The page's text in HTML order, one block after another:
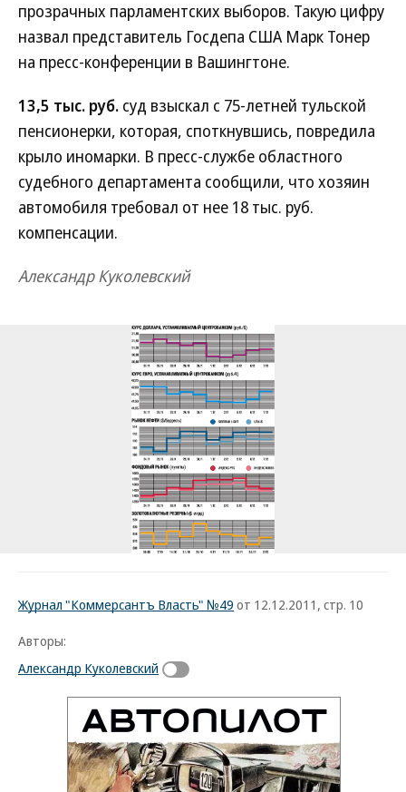
прозрачных парламентских выборов. Такую цифру
назвал представитель Госдепа США Марк Тонер
на пресс-конференции в Вашингтоне.
13,5 тыс. руб. суд взыскал с 75-летней тульской
пенсионерки, которая, споткнувшись, повредила
крыло иномарки. В пресс-службе областного
судебного департамента сообщили, что хозяин
автомобиля требовал от нее 18 тыс. руб.
компенсации.
Александр Куколевский
Журнал "Коммерсантъ Власть" №49 от 12.12.2011, стр. 10
Авторы:
Александр Куколевский